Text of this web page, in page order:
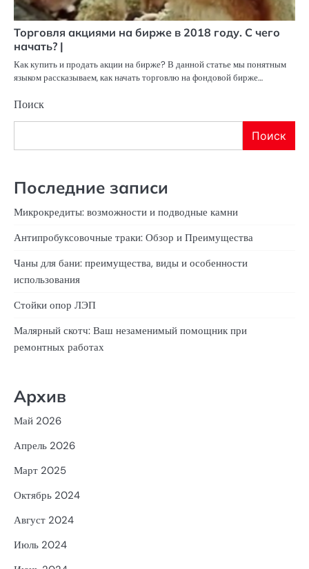
Торговля акциями на бирже в 2018 году. С чего
начать? |
Как купить и продать акции на бирже? В данной статье мы понятным
языком рассказываем, как начать торговлю на фондовой бирже…
Поиск
Поиск
Последние записи
Микрокредиты: возможности и подводные камни
Антипробуксовочные траки: Обзор и Преимущества
Чаны для бани: преимущества, виды и особенности
использования
Стойки опор ЛЭП
Малярный скотч: Ваш незаменимый помощник при
ремонтных работах
Архив
Май 2026
Апрель 2026
Март 2025
Октябрь 2024
Август 2024
Июль 2024